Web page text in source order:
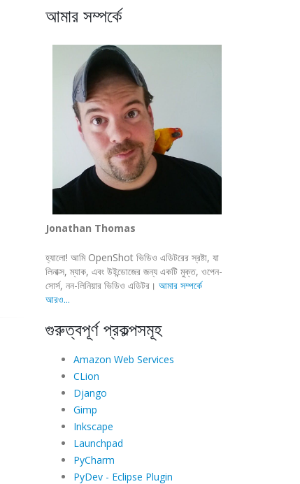
আমার সম্পর্কে
Jonathan Thomas
হ্যালো! আমি OpenShot ভিডিও এডিটরের স্রষ্টা, যা
লিনাক্স, ম্যাক, এবং উইন্ডোজের জন্য একটি মুক্ত, ওপেন-
সোর্স, নন-লিনিয়ার ভিডিও এডিটর। আমার সম্পর্কে
আরও...
গুরুত্বপূর্ণ প্রকল্পসমূহ
Amazon Web Services
CLion
Django
Gimp
Inkscape
Launchpad
PyCharm
PyDev - Eclipse Plugin